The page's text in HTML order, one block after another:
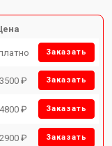
Заказать
₽ Заказать
₽ Заказать
₽ Заказать